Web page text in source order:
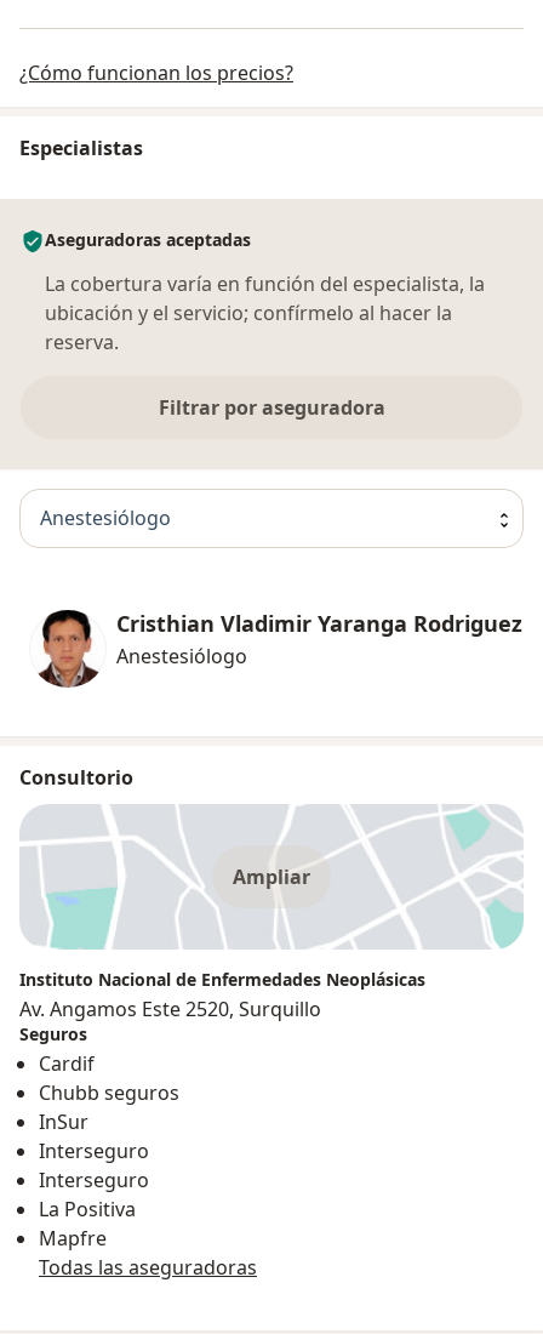
¿Cómo funcionan los precios?
Especialistas
Aseguradoras aceptadas
La cobertura varía en función del especialista, la
ubicación y el servicio; confírmelo al hacer la
reserva.
Filtrar por aseguradora
Anestesiólogo
Cristhian Vladimir Yaranga Rodriguez
Anestesiólogo
Consultorio
Ampliar
Instituto Nacional de Enfermedades Neoplásicas
Av. Angamos Este 2520, Surquillo
Seguros
Cardif
Chubb seguros
InSur
Interseguro
Interseguro
La Positiva
Mapfre
Todas las aseguradoras